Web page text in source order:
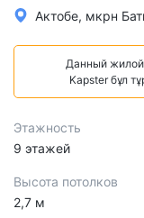
Актобе, мкрн
Данный жилой
Kapster бұл
Этажность
9 этажей
Высота потолков
2,7 м